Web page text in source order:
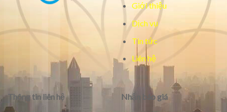
Giới thiệu
Dịch vụ
Tin tức
Liên hệ
Thông tin liên hệ Nhận báo giá